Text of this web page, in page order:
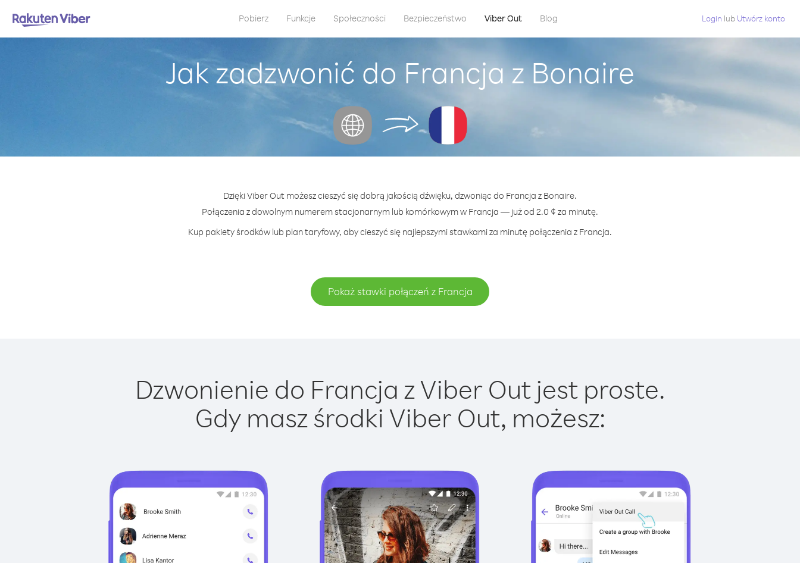
Pobierz Funkcje Społeczności Bezpieczeństwo Viber Out Blog Login lub Utwórz konto
Jak zadzwonić do Francja z Bonaire
Dzięki Viber Out możesz cieszyć się dobrą jakością dźwięku, dzwoniąc do Francja z Bonaire.
Połączenia z dowolnym numerem stacjonarnym lub komórkowym w Francja — już od 2.0 ¢ za minutę.
Kup pakiety środków lub plan taryfowy, aby cieszyć się najlepszymi stawkami za minutę połączenia z Francja.
Pokaż stawki połączeń z Francja
Dzwonienie do Francja z Viber Out jest proste.
Gdy masz środki Viber Out, możesz: